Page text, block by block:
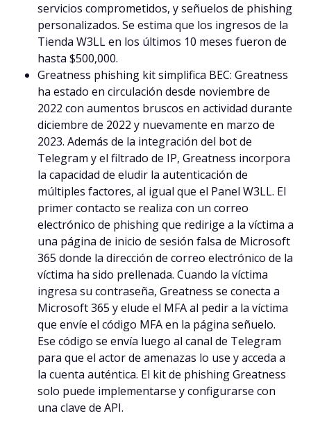
servicios comprometidos, y señuelos de phishing
personalizados. Se estima que los ingresos de la
Tienda W3LL en los últimos 10 meses fueron de
hasta $500,000.
Greatness phishing kit simplifica BEC: Greatness
ha estado en circulación desde noviembre de
2022 con aumentos bruscos en actividad durante
diciembre de 2022 y nuevamente en marzo de
2023. Además de la integración del bot de
Telegram y el filtrado de IP, Greatness incorpora
la capacidad de eludir la autenticación de
múltiples factores, al igual que el Panel W3LL. El
primer contacto se realiza con un correo
electrónico de phishing que redirige a la víctima a
una página de inicio de sesión falsa de Microsoft
365 donde la dirección de correo electrónico de la
víctima ha sido prellenada. Cuando la víctima
ingresa su contraseña, Greatness se conecta a
Microsoft 365 y elude el MFA al pedir a la víctima
que envíe el código MFA en la página señuelo.
Ese código se envía luego al canal de Telegram
para que el actor de amenazas lo use y acceda a
la cuenta auténtica. El kit de phishing Greatness
solo puede implementarse y configurarse con
una clave de API.